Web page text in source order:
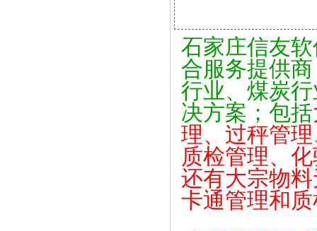
石家庄信友
合服务提供
行业、煤炭
决方案；包括
理、过秤管
质检管理、
还有大宗物
卡通管理和